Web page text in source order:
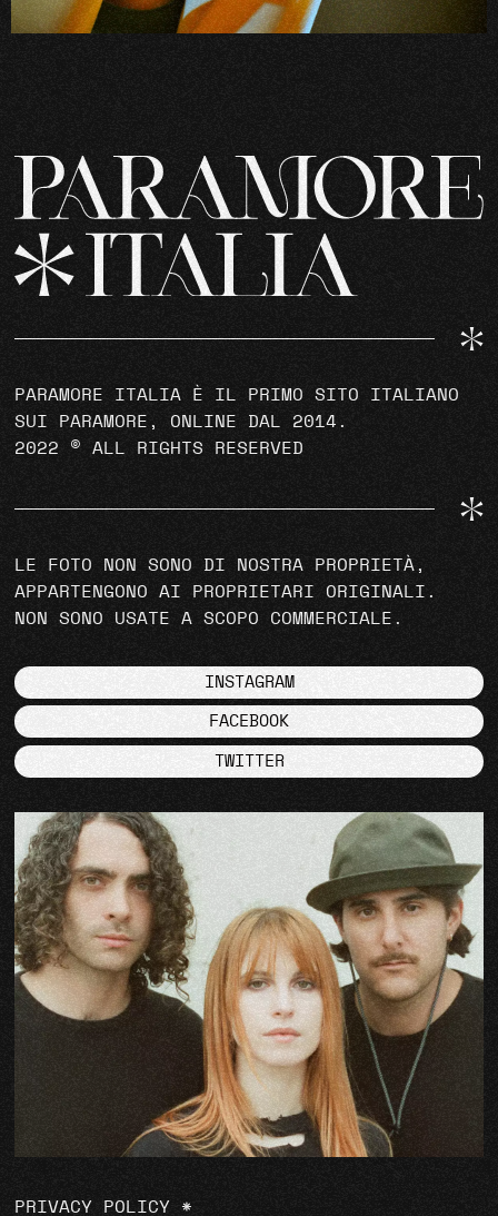
PARAMORE ITALIA È IL PRIMO SITO ITALIANO
SUI PARAMORE, ONLINE DAL 2014.
2022 © ALL RIGHTS RESERVED
LE FOTO NON SONO DI NOSTRA PROPRIETÀ,
APPARTENGONO AI PROPRIETARI ORIGINALI.
NON SONO USATE A SCOPO COMMERCIALE.
INSTAGRAM
FACEBOOK
TWITTER
PRIVACY POLICY *